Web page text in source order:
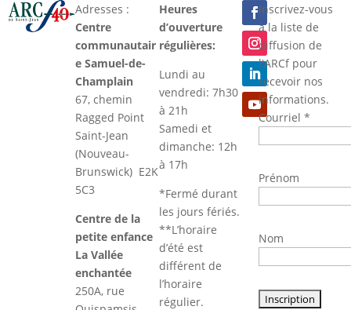
Adresses :
Centre
communautair
e Samuel-de-
Champlain
67, chemin
Ragged Point
Saint-Jean
(Nouveau-
Brunswick) E2K
5C3
Centre de la
petite enfance
La Vallée
enchantée
250A, rue
Heures
d’ouverture
régulières:
Lundi au
vendredi: 7h30
à 21h
Samedi et
dimanche: 12h
à 17h
*Fermé durant
les jours fériés.
**L’horaire
d’été est
différent de
l’horaire
régulier.
Inscrivez-vous
à la liste de
diffusion de
l'ARCf pour
recevoir nos
informations.
Courriel*
Prénom
Nom